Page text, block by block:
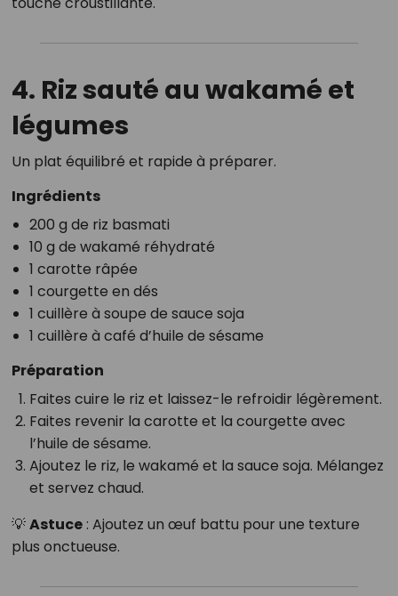
4. Riz sauté au wakamé et
légumes
Un plat équilibré et rapide à préparer.
Ingrédients
200 g de riz basmati
10 g de wakamé réhydraté
1 carotte râpée
1 courgette en dés
1 cuillère à soupe de sauce soja
1 cuillère à café d’huile de sésame
Préparation
Faites cuire le riz et laissez-le refroidir légèrement.
Faites revenir la carotte et la courgette avec
l’huile de sésame.
Ajoutez le riz, le wakamé et la sauce soja. Mélangez
et servez chaud.
💡Astuce: Ajoutez un œuf battu pour une texture
plus onctueuse.